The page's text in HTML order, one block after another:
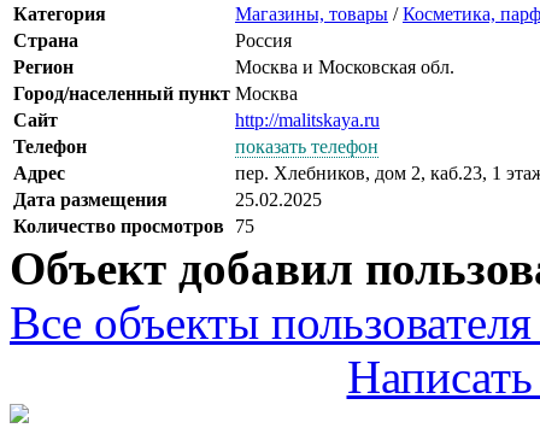
Категория Магазины, товары /Косметика,
Страна
Россия
Регион
Москва и Московская обл.
Город/населенный пункт Москва
Сайт
http://malitskaya.ru
Телефон
показать телефон
Адрес
пер. Хлебников, дом 2, каб.23, 1
Дата размещения
25.02.2025
Количество просмотров 75
Объект добавил
Все объекты